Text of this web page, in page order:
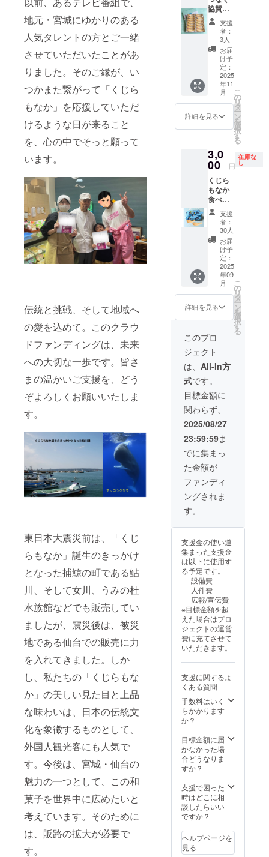
地元・宮城にゆかりのある
人気タレントの方とご一緒
させていただいたことがあ
りました。そのご縁が、い
つかまた繋がって「くじら
もなか」を応援していただ
けるような日が来ること
を、心の中でそっと願って
います。
伝統と挑戦、そして地域へ
の愛を込めて。このクラウ
ドファンディングは、未来
への大切な一歩です。皆さ
まの温かいご支援を、どう
ぞよろしくお願いいたしま
す。
東日本大震災前は、「くじ
らもなか」誕生のきっかけ
となった捕鯨の町である鮎
川、そして女川、うみの杜
水族館などでも販売してい
ましたが、震災後は、被災
地である仙台での販売に力
を入れてきました。しか
し、私たちの「くじらもな
か」の美しい見た目と上品
な味わいは、日本の伝統文
化を象徴するものとして、
外国人観光客にも人気で
す。今後は、宮城・仙台の
魅力の一つとして、この和
菓子を世界中に広めたいと
考えています。そのために
は、販路の拡大が必要で
す。
引換方
法 くじ
らもな
かセッ
トの引
換券＋
ドリン
クチ
ケット
は、
メール
送りし
ます ご
際は、
画面提
示また
はプリ
ントア
ウトし
て
「The1
965」へ
お持ち
くださ
期限：
2025年
9月から
2026年
3月末ま
で
のお渡
し方法
は店頭
か郵送
かご希
望をお
知らせ
くださ
い。 ＊
ご来店
時に直
→ お会
いでき
タッフ
から直
接、心
を込め
て感謝
をお伝
えしま
す！ 有
効期
限：
2025年
9月から
2026年
3月末ま
添加物
等の食
はお届
け商品
のラベ
ルに表
記され
ます。
商品開
封前に
は必ず
お届け
のリ
ターン
に貼付
された
ラベル
や注意
書きを
ご確認
ショッ
プや自
然解
説、年
配の方
にも無
理のな
いペー
スで自
然観察
を満喫
してい
構成で
す。ツ
アーは
現地集
合・現
地解散
です。
「くじ
らもな
か」2個
入のお
土産付
き。 有
効期
限：
2025年
10月の
定
りどり5
種を、
季節ご
とに年4
回
（春・
夏・
秋・
冬）、
ご指定
のご住
所へお
届けい
たしま
の時々
のおす
すめ餡
や限定
フレー
バーも
加えな
がら、
毎回異
なる組
み合わ
せでご
用意。
「次は
どんな
味か
な？」
待ちい
ただけ
る贈り
もので
す。 ご
自宅で
のひと
とき
に、大
切な方
へのお
すそ分
けにも
どう
ぞ。
【内
容】 ・
よりど
もなか
× 年4回
お届け
（春夏
秋冬）
・季節
限定餡
や新作
もお楽
しみい
ただけ
ます ・
お届け
のタイ
ミング
込み
後、別
途ご案
内いた
先のご
指定も
可能で
応）
協賛企
業さま
コース
（個人
さまで
も大歓
迎！） *
完成し
たCMソ
ング
ミュー
ジック
ビデオ
のエン
ルに企
業名掲
載（実
現時）
掲載
期間：
CM配信
時から2
年間掲
載 *
「くじ
らもな
かプレ
ミアム
セッ
ト」14
個入り
ずんだ
餡含
む） *
オリジ
ナル餡
共同開
発！ *
公式
HP・
SNS・
チラシ
に企業
ロゴを
掲載 *
店舗・
クラ
ファン
ページ
一覧」
掲載
（希望
者の
み） *
CM完成
時の限
定試写
会イベ
ントご
招待
（もし
くは特
別動画
URL共
くじら
もなか
店頭や
イベン
POP」
掲示
（任
【備考
欄への
入力の
お願
掲載方
法：文
字の
支援
者：
3人
お届
け予
定：
2025
年11
月
詳細を見る
こ
の
リ
タ
ー
ン
を
選
択
す
る
3,0
00 円
在庫な
し
くじら
もなか
食べく
らべ
セット
定番餡
から2種
＋オリ
ジナル
バンダ
ナ(非売
品)53c
m×53c
m ＋お
礼メッ
セージ
カード
＊お好
きな餡
２種を
選んで
お知ら
せくだ
さい 原
材料及
び添加
物等の
食品表
示はお
届け商
品のラ
ベルに
表記さ
れま
前には
届けの
リター
ンに貼
付され
たラベ
ルや注
意書き
をご確
認くだ
さい。
支援
者：
30人
お届
け予
定：
2025
年09
月
詳細を見る
こ
の
リ
タ
ー
ン
を
選
択
す
る
このプロ
ジェクト
は、 All-In方
式です。
目標金額に
関わらず、
2025/08/27
23:59:59ま
でに集まっ
た金額が
ファンディ
ングされま
す。
支援金の使い道
集まった支援金
は以下に使用す
る予定です。
設備費
人件費
広報/宣伝費
※目標金額を超
えた場合はプロ
ジェクトの運営
費に充てさせて
いただきます。
支援に関するよ
くある質問
手数料はいく
らかかります
か？
目標金額に届
かなかった場
合どうなりま
すか？
支援で困った
時はどこに相
談したらいい
ですか？
ヘルプページを
見る